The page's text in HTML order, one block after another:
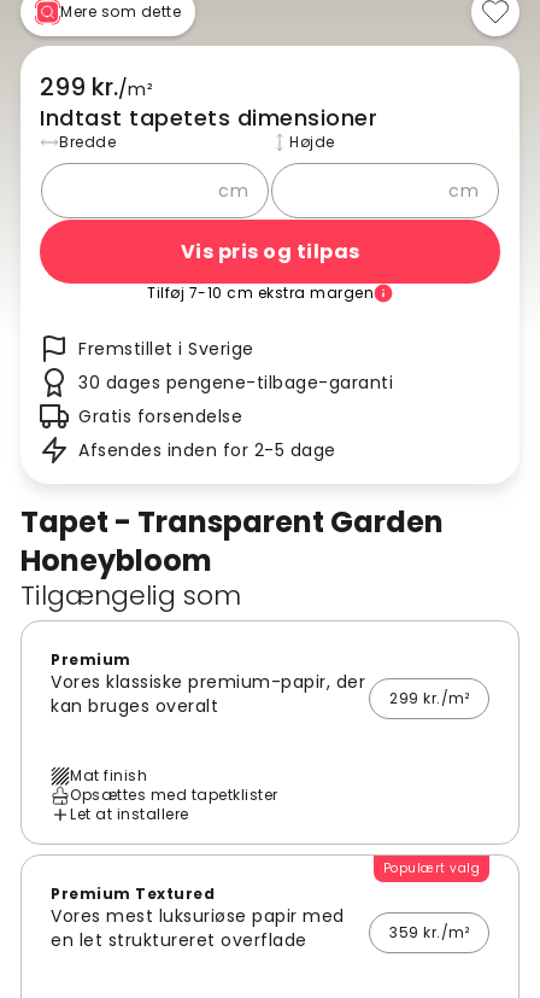
Tapet - Transparent Garden
Honeybloom
Tilgængelig som
Premium
Vores klassiske premium-papir, der
kan bruges overalt
299 kr./m²
Mat finish
Opsættes med tapetklister
Let at installere
Populært valg
Premium Textured
Vores mest luksuriøse papir med
en let struktureret overflade
359 kr./m²
Mere som dette
299 kr./m²
Indtast tapetets dimensioner
Bredde
cm
Højde
cm
Vis pris og tilpas
Tilføj 7-10 cm ekstra margen
Fremstillet i Sverige
30 dages pengene-tilbage-garanti
Gratis forsendelse
Afsendes inden for 2-5 dage